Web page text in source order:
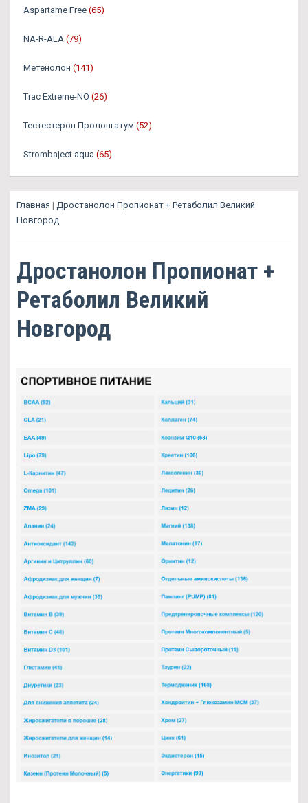
Aspartame Free (65)
NA-R-ALA (79)
Метенолон (141)
Trac Extreme-NO (26)
Тестестерон Пролонгатум (52)
Strombaject aqua (65)
Главная | Дростанолон Пропионат + Ретаболил Великий
Новгород
Дростанолон Пропионат +
Ретаболил Великий
Новгород